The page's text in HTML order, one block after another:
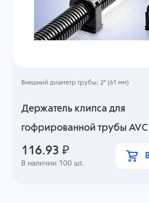
Держатель клипса для
гофрированной трубы AVC
В наличии 100 шт.
Внешний диаметр трубы: 2" (61 мм)
116.93 ₽